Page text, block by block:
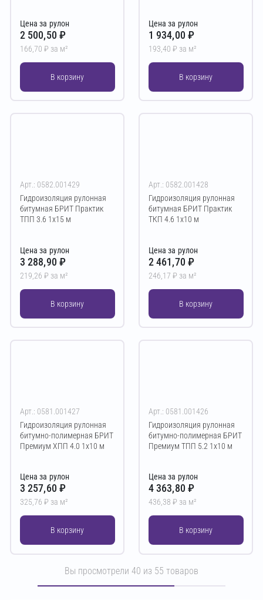
Цена за рулон
2 500,50 ₽
166,70 ₽ за м²
В корзину
Цена за рулон
1 934,00 ₽
193,40 ₽ за м²
В корзину
Арт.: 0582.001429
Гидроизоляция рулонная
битумная БРИТ Практик
ТПП 3.6 1х15 м
Цена за рулон
3 288,90 ₽
219,26 ₽ за м²
В корзину
Арт.: 0582.001428
Гидроизоляция рулонная
битумная БРИТ Практик
ТКП 4.6 1х10 м
Цена за рулон
2 461,70 ₽
246,17 ₽ за м²
В корзину
Арт.: 0581.001427
Гидроизоляция рулонная
битумно-полимерная БРИТ
Премиум ХПП 4.0 1х10 м
Цена за рулон
3 257,60 ₽
325,76 ₽ за м²
В корзину
Арт.: 0581.001426
Гидроизоляция рулонная
битумно-полимерная БРИТ
Премиум ТПП 5.2 1х10 м
Цена за рулон
4 363,80 ₽
436,38 ₽ за м²
В корзину
Вы просмотрели 40 из 55 товаров